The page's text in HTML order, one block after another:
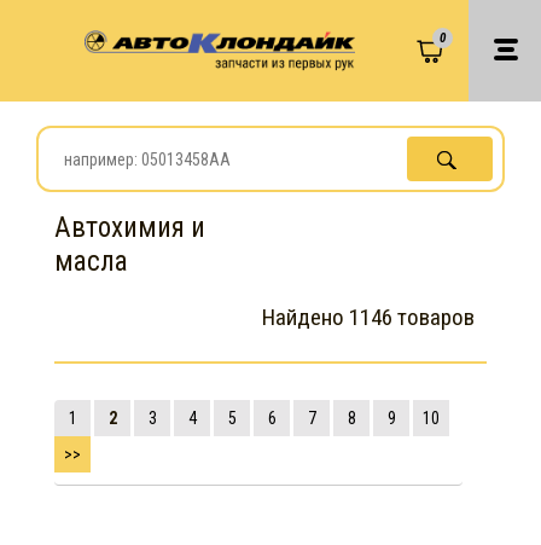
0
Автохимия и
масла
Найдено 1146 товаров
1 2 3 4 5 6 7 8 9
10
>>